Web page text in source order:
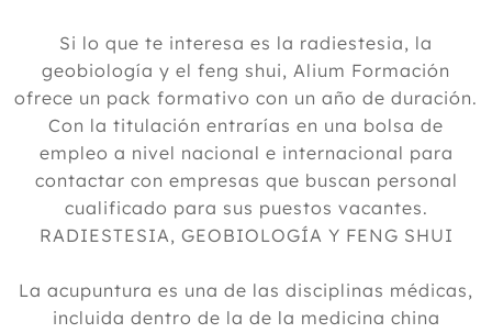
Si lo que te interesa es la radiestesia, la
geobiología y el feng shui, Alium Formación
ofrece un pack formativo con un año de duración.
Con la titulación entrarías en una bolsa de
empleo a nivel nacional e internacional para
contactar con empresas que buscan personal
cualificado para sus puestos vacantes.
RADIESTESIA, GEOBIOLOGÍA Y FENG SHUI
La acupuntura es una de las disciplinas médicas,
incluida dentro de la de la medicina china